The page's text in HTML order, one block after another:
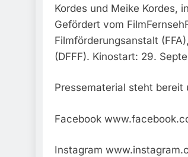
Kordes und Meike Kordes,
Gefördert vom
Filmförderungsanstalt
(DFFF). Kinostart: 29.
Pressematerial steht
Facebook
Instagram